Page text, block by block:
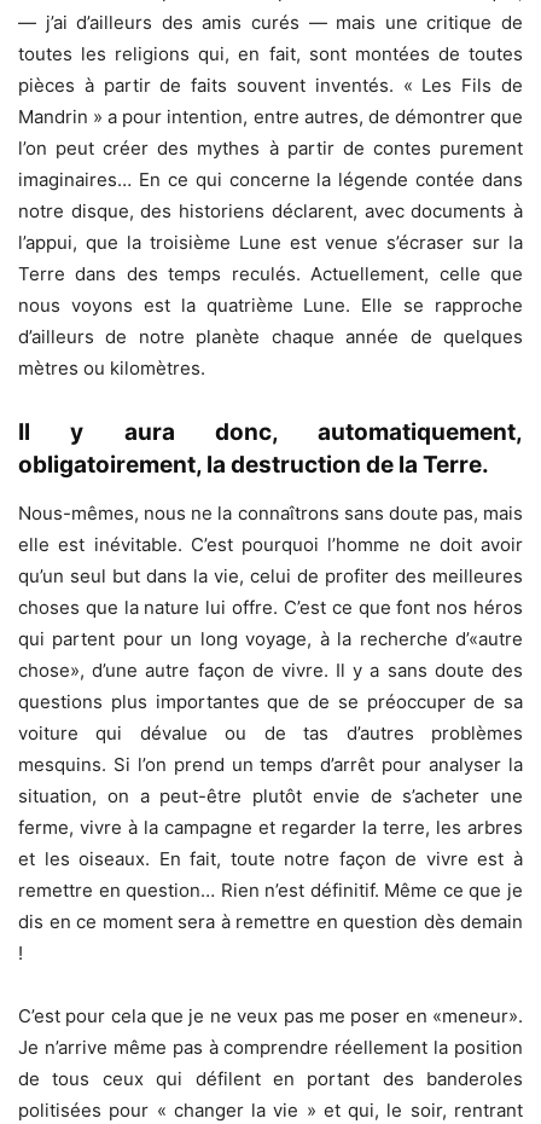
— j’ai d’ailleurs des amis curés — mais une critique de
toutes les religions qui, en fait, sont montées de toutes
pièces à partir de faits souvent inventés. « Les Fils de
Mandrin » a pour intention, entre autres, de démontrer que
l’on peut créer des mythes à partir de contes purement
imaginaires… En ce qui concerne la légende contée dans
notre disque, des historiens déclarent, avec documents à
l’appui, que la troisième Lune est venue s’écraser sur la
Terre dans des temps reculés. Actuellement, celle que
nous voyons est la quatrième Lune. Elle se rapproche
d’ailleurs de notre planète chaque année de quelques
mètres ou kilomètres.
Il y aura donc, automatiquement,
obligatoirement, la destruction de la Terre.
Nous-mêmes, nous ne la connaîtrons sans doute pas, mais
elle est inévitable. C’est pourquoi l’homme ne doit avoir
qu’un seul but dans la vie, celui de profiter des meilleures
choses que la nature lui offre. C’est ce que font nos héros
qui partent pour un long voyage, à la recherche d’«autre
chose», d’une autre façon de vivre. Il y a sans doute des
questions plus importantes que de se préoccuper de sa
voiture qui dévalue ou de tas d’autres problèmes
mesquins. Si l’on prend un temps d’arrêt pour analyser la
situation, on a peut-être plutôt envie de s’acheter une
ferme, vivre à la campagne et regarder la terre, les arbres
et les oiseaux. En fait, toute notre façon de vivre est à
remettre en question… Rien n’est définitif. Même ce que je
dis en ce moment sera à remettre en question dès demain
!
C’est pour cela que je ne veux pas me poser en «meneur».
Je n’arrive même pas à comprendre réellement la position
de tous ceux qui défilent en portant des banderoles
politisées pour « changer la vie » et qui, le soir, rentrant